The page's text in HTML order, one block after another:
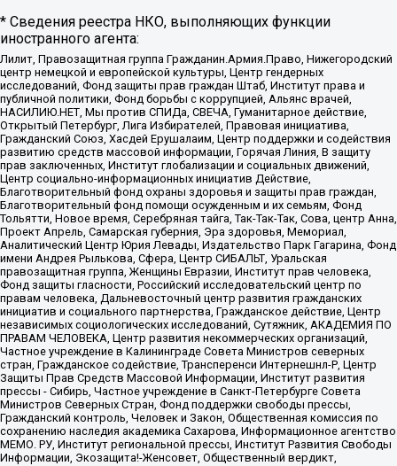
* Сведения реестра НКО, выполняющих функции
иностранного агента:
Лилит, Правозащитная группа Гражданин.Армия.Право, Нижегородский
центр немецкой и европейской культуры, Центр гендерных
исследований, Фонд защиты прав граждан Штаб, Институт права и
публичной политики, Фонд борьбы с коррупцией, Альянс врачей,
НАСИЛИЮ.НЕТ, Мы против СПИДа, СВЕЧА, Гуманитарное действие,
Открытый Петербург, Лига Избирателей, Правовая инициатива,
Гражданский Союз, Хасдей Ерушалаим, Центр поддержки и содействия
развитию средств массовой информации, Горячая Линия, В защиту
прав заключенных, Институт глобализации и социальных движений,
Центр социально-информационных инициатив Действие,
Благотворительный фонд охраны здоровья и защиты прав граждан,
Благотворительный фонд помощи осужденным и их семьям, Фонд
Тольятти, Новое время, Серебряная тайга, Так-Так-Так, Сова, центр Анна,
Проект Апрель, Самарская губерния, Эра здоровья, Мемориал,
Аналитический Центр Юрия Левады, Издательство Парк Гагарина, Фонд
имени Андрея Рылькова, Сфера, Центр СИБАЛЬТ, Уральская
правозащитная группа, Женщины Евразии, Институт прав человека,
Фонд защиты гласности, Российский исследовательский центр по
правам человека, Дальневосточный центр развития гражданских
инициатив и социального партнерства, Гражданское действие, Центр
независимых социологических исследований, Сутяжник, АКАДЕМИЯ ПО
ПРАВАМ ЧЕЛОВЕКА, Центр развития некоммерческих организаций,
Частное учреждение в Калининграде Совета Министров северных
стран, Гражданское содействие, Трансперенси Интернешнл-Р, Центр
Защиты Прав Средств Массовой Информации, Институт развития
прессы - Сибирь, Частное учреждение в Санкт-Петербурге Совета
Министров Северных Стран, Фонд поддержки свободы прессы,
Гражданский контроль, Человек и Закон, Общественная комиссия по
сохранению наследия академика Сахарова, Информационное агентство
МЕМО. РУ, Институт региональной прессы, Институт Развития Свободы
Информации, Экозащита!-Женсовет, Общественный вердикт,